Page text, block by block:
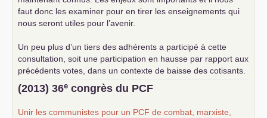
faut donc les examiner pour en tirer les enseignements qui
nous seront utiles pour l’avenir.
Un peu plus d’un tiers des adhérents a participé à cette
consultation, soit une participation en hausse par rapport aux
précédents votes, dans un contexte de baisse des cotisants.
... lire la suite
(2013) 36e congrès du PCF
Unir les communistes pour un PCF de combat, marxiste,